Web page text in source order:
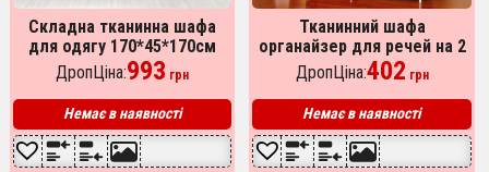
Складна тканинна шафа
для одягу 170*45*170см
Storage Rack, тканинна
шафа для речей Фіолетова
ДропЦіна:993 грн
Немає в наявності
Тканинний шафа
органайзер для речей на 2
секції складаний
105х45х170см Storage
Wardrobe Колір: темно-
сірий
ДропЦіна:402 грн
Немає в наявності